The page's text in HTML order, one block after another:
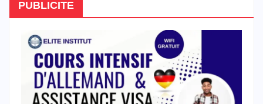
PUBLICITE